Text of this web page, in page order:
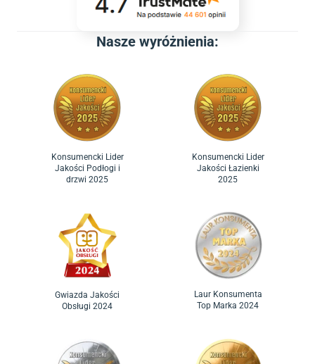
Nasze wyróżnienia:
Konsumencki Lider
Jakości Podłogi i
drzwi 2025
Konsumencki Lider
Jakości Łazienki
2025
Gwiazda Jakości
Obsługi 2024
Laur Konsumenta
Top Marka 2024